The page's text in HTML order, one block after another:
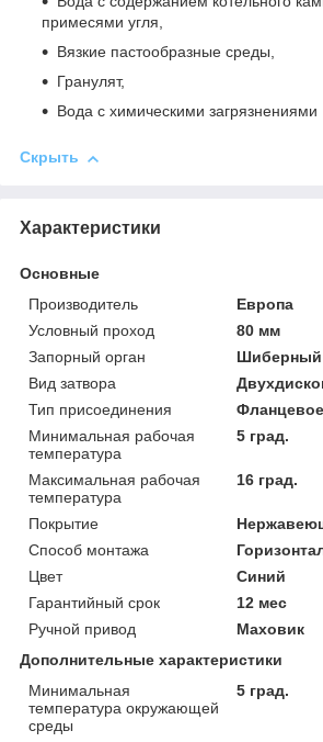
примесями угля,
Вязкие пастообразные среды,
Гранулят,
Вода с химическими загрязнениями
Скрыть
Характеристики
Основные
Производитель
Европа
Условный проход
80 мм
Запорный орган
Шиберный
Вид затвора
Тип присоединения
Фланцевое
Минимальная рабочая
температура
5 град.
Максимальная рабочая
температура
16 град.
Покрытие
Способ монтажа
Цвет
Синий
Гарантийный срок
12 мес
Ручной привод
Маховик
Дополнительные характеристики
Минимальная
температура окружающей
среды
5 град.